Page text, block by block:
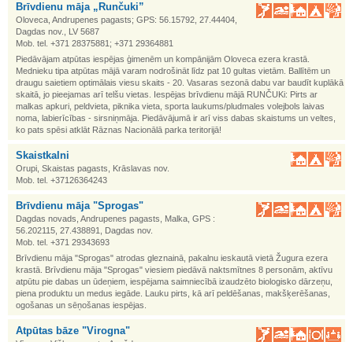
Brīvdienu māja „Runčuki”
Oloveca, Andrupenes pagasts; GPS: 56.15792, 27.44404,
Dagdas nov., LV 5687
Mob. tel. +371 28375881; +371 29364881
Piedāvājam atpūtas iespējas ģimenēm un kompānijām Oloveca ezera krastā.
Mednieku tipa atpūtas mājā varam nodrošināt līdz pat 10 gultas vietām. Ballītēm un
draugu saietiem optimālais viesu skaits - 20. Vasaras sezonā dabu var baudīt kuplākā
skaitā, jo pieejamas arī telšu vietas. Iespējas brīvdienu mājā RUNČUKi: Pirts ar
malkas apkuri, peldvieta, piknika vieta, sporta laukums/pludmales volejbols laivas
noma, labierīcības - sirsniņmāja. Piedāvājumā ir arī viss dabas skaistums un veltes,
ko pats spēsi atklāt Rāznas Nacionālā parka teritorijā!
Skaistkalni
Orupi, Skaistas pagasts, Krāslavas nov.
Mob. tel. +37126364243
Brīvdienu māja "Sprogas"
Dagdas novads, Andrupenes pagasts, Malka, GPS :
56.202115, 27.438891, Dagdas nov.
Mob. tel. +371 29343693
Brīvdienu māja "Sprogas" atrodas gleznainā, pakalnu ieskautā vietā Žugura ezera
krastā. Brīvdienu māja "Sprogas" viesiem piedāvā naktsmītnes 8 personām, aktīvu
atpūtu pie dabas un ūdeņiem, iespējama saimniecībā izaudzēto biologisko dārzeņu,
piena produktu un medus iegāde. Lauku pirts, kā arī peldēšanas, makšķerēšanas,
ogošanas un sēņošanas iespējas.
Atpūtas bāze "Virogna"